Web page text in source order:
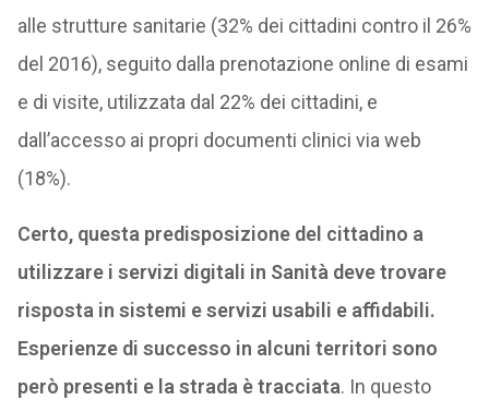
alle strutture sanitarie (32% dei cittadini contro il 26%
del 2016), seguito dalla prenotazione online di esami
e di visite, utilizzata dal 22% dei cittadini, e
dall’accesso ai propri documenti clinici via web
(18%).
Certo, questa predisposizione del cittadino a
utilizzare i servizi digitali in Sanità deve trovare
risposta in sistemi e servizi usabili e affidabili.
Esperienze di successo in alcuni territori sono
però presenti e la strada è tracciata. In questo